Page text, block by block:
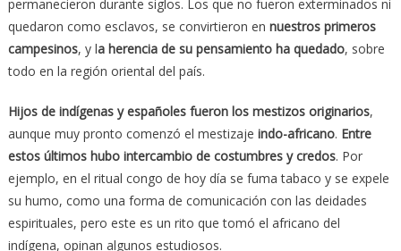
permanecieron durante siglos. Los que no fueron exterminados ni
quedaron como esclavos, se convirtieron en nuestros primeros
campesinos, y la herencia de su pensamiento ha quedado, sobre
todo en la región oriental del país.
Hijos de indígenas y españoles fueron los mestizos originarios,
aunque muy pronto comenzó el mestizaje indo-africano. Entre
estos últimos hubo intercambio de costumbres y credos. Por
ejemplo, en el ritual congo de hoy día se fuma tabaco y se expele
su humo, como una forma de comunicación con las deidades
espirituales, pero este es un rito que tomó el africano del
indígena, opinan algunos estudiosos.